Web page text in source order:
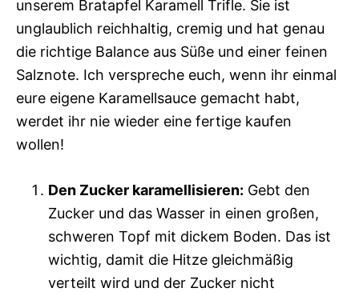
unserem Bratapfel Karamell Trifle. Sie ist
unglaublich reichhaltig, cremig und hat genau
die richtige Balance aus Süße und einer feinen
Salznote. Ich verspreche euch, wenn ihr einmal
eure eigene Karamellsauce gemacht habt,
werdet ihr nie wieder eine fertige kaufen
wollen!
Den Zucker karamellisieren: Gebt den
Zucker und das Wasser in einen großen,
schweren Topf mit dickem Boden. Das ist
wichtig, damit die Hitze gleichmäßig
verteilt wird und der Zucker nicht